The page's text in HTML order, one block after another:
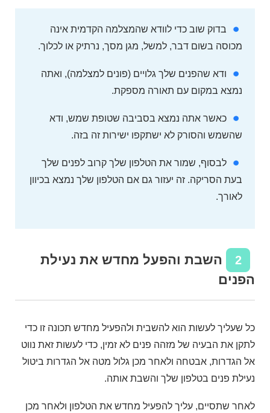
בדוק שוב כדי לוודא שהמצלמה הקדמית אינה
מכוסה בשום דבר, למשל, מגן מסך, נרתיק או לכלוך.
ודא שהפנים שלך גלויים (פונים למצלמה), ואתה
נמצא במקום עם תאורה מספקת.
כאשר אתה נמצא בסביבה שטופת שמש, ודא
שהשמש והסורק לא ישתקפו ישירות זה בזה.
לבסוף, שמור את הטלפון שלך קרוב לפנים שלך
בעת הסריקה. זה יעזור גם אם הטלפון שלך נמצא בכיוון
לאורך.
2
השבת והפעל מחדש את נעילת
הפנים
כל שעליך לעשות הוא להשבית ולהפעיל מחדש תכונה זו כדי
לתקן את הבעיה של מזהה פנים לא זמין, כדי לעשות זאת נווט
אל הגדרות, אבטחה ולאחר מכן גלול מטה אל הגדרות ביטול
נעילת פנים בטלפון שלך והשבת אותה.
לאחר שתסיים, עליך להפעיל מחדש את הטלפון ולאחר מכן